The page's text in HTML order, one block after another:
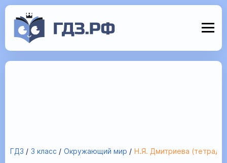
ГДЗ 3 класс Окружающий мир Н.Я. Дмитриева (тетрадь)